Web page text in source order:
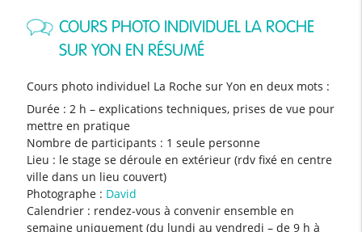
COURS PHOTO INDIVIDUEL LA ROCHE
SUR YON EN RÉSUMÉ
Cours photo individuel La Roche sur Yon en deux mots :
Durée : 2 h – explications techniques, prises de vue pour
mettre en pratique
Nombre de participants : 1 seule personne
Lieu : le stage se déroule en extérieur (rdv fixé en centre
ville dans un lieu couvert)
Photographe : David
Calendrier : rendez-vous à convenir ensemble en
semaine uniquement (du lundi au vendredi – de 9 h à